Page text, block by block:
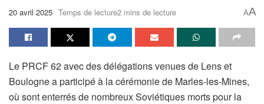
20 avril 2025 Temps de lecture2 mins de lecture AA
Le PRCF 62 avec des délégations venues de Lens et
Boulogne a participé à la cérémonie de Marles-les-Mines,
où sont enterrés de nombreux Soviétiques morts pour la